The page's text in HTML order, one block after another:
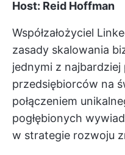
Host: Reid Hoffman
Współzałożyciel
zasady skalowania
jednymi z
przedsiębiorców na
połączeniem
pogłębionych
w strategie rozwoju